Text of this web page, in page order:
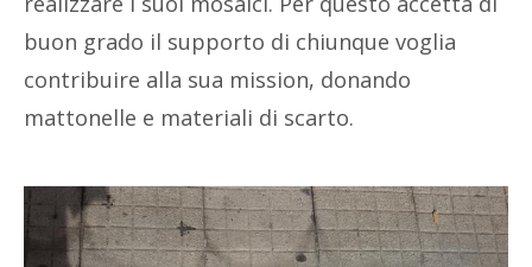
buon grado il supporto di chiunque voglia
contribuire alla sua mission, donando
mattonelle e materiali di scarto.